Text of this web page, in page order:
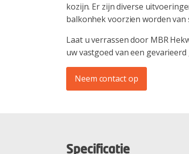
kozijn. Er zijn diverse
balkonhek voorzien worden
Laat u verrassen door MBR
uw vastgoed van een
Neem contact op
Specificatie